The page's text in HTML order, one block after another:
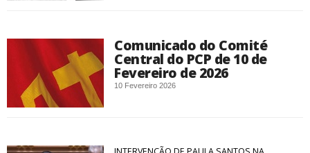
Comunicado do Comité
Central do PCP de 10 de
Fevereiro de 2026
10 Fevereiro 2026